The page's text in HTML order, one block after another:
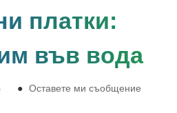
платки:
във вода
● Оставете ми съобщение